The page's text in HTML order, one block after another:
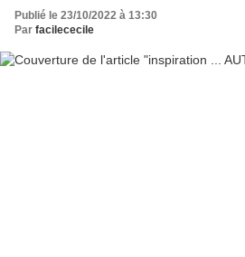
Publié le 23/10/2022 à 13:30
Par facilececile